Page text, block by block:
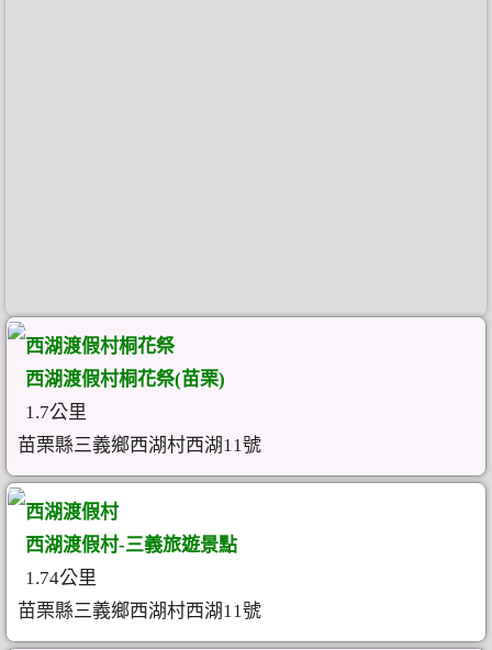
西湖渡假村桐花祭
西湖渡假村桐花祭(苗栗)
1.7公里
苗栗縣三義鄉西湖村西湖11號
西湖渡假村
西湖渡假村-三義旅遊景點
1.74公里
苗栗縣三義鄉西湖村西湖11號